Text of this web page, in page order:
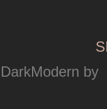
DarkModern by